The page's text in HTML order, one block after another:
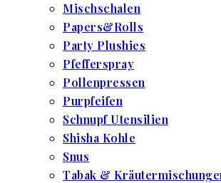
Mischschalen
Papers&Rolls
Party Plushies
Pfefferspray
Pollenpressen
Purpfeifen
Schnupf Utensilien
Shisha Kohle
Snus
Tabak &